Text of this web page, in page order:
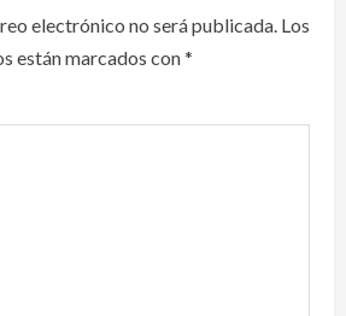
electrónico no será publicada. Los
están marcados con*